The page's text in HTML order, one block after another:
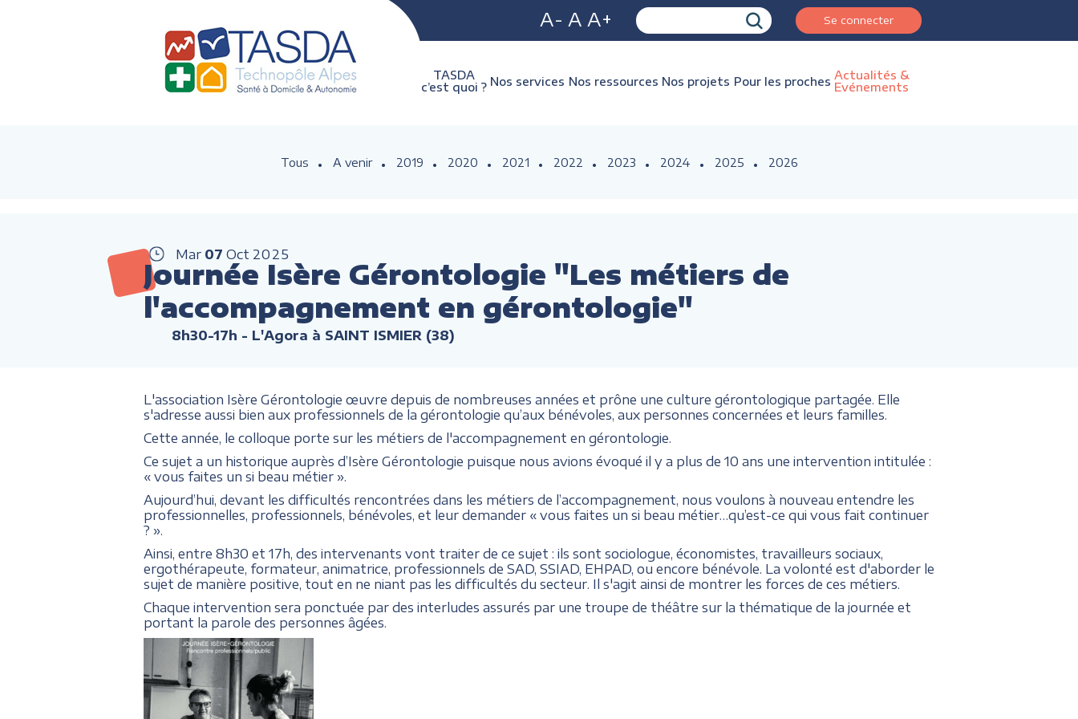
A- A A+ Se connecter
TASDA
c’est quoi ? Nos services Nos ressources Nos projets Pour les proches Actualités &
Evénements
Tous A venir 2019 2020 2021 2022 2023 2024 2025 2026
Mar 07 Oct 2025
Journée Isère Gérontologie "Les métiers de
l'accompagnement en gérontologie"
8h30-17h - L'Agora à SAINT ISMIER (38)
L'association Isère Gérontologie œuvre depuis de nombreuses années et prône une culture gérontologique partagée. Elle
s'adresse aussi bien aux professionnels de la gérontologie qu’aux bénévoles, aux personnes concernées et leurs familles.
Cette année, le colloque porte sur les métiers de l'accompagnement en gérontologie.
Ce sujet a un historique auprès d’Isère Gérontologie puisque nous avions évoqué il y a plus de 10 ans une intervention intitulée :
« vous faites un si beau métier ».
Aujourd’hui, devant les difficultés rencontrées dans les métiers de l’accompagnement, nous voulons à nouveau entendre les
professionnelles, professionnels, bénévoles, et leur demander « vous faites un si beau métier…qu’est-ce qui vous fait continuer
? ».
Ainsi, entre 8h30 et 17h, des intervenants vont traiter de ce sujet : ils sont sociologue, économistes, travailleurs sociaux,
ergothérapeute, formateur, animatrice, professionnels de SAD, SSIAD, EHPAD, ou encore bénévole. La volonté est d'aborder le
sujet de manière positive, tout en ne niant pas les difficultés du secteur. Il s'agit ainsi de montrer les forces de ces métiers.
Chaque intervention sera ponctuée par des interludes assurés par une troupe de théâtre sur la thématique de la journée et
portant la parole des personnes âgées.